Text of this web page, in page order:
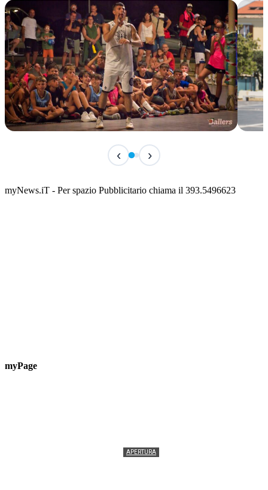
Classic Contest 3vs3 Memorial Michele
📅 6 Agosto 2026 · 09:00 · 📍 Lungomare C. Colombo
‹ ›
myNews.iT - Per spazio Pubblicitario chiama il 393.5496623
myPage
APERTURA